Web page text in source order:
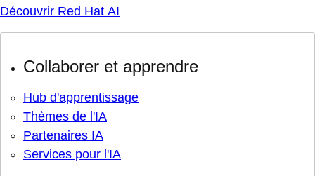
Découvrir Red Hat AI
Collaborer et apprendre
Hub d'apprentissage
Thèmes de l'IA
Partenaires IA
Services pour l'IA